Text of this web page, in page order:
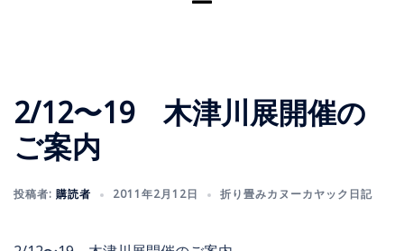
2/12〜19 木津川展開催の
ご案内
投稿者: 購読者 2011年2月12日 折り畳みカヌーカヤック日記